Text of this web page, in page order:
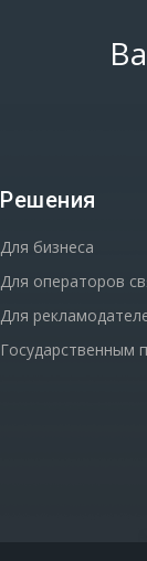
Решения
Для бизнеса
Для операторов
Для
Государственным